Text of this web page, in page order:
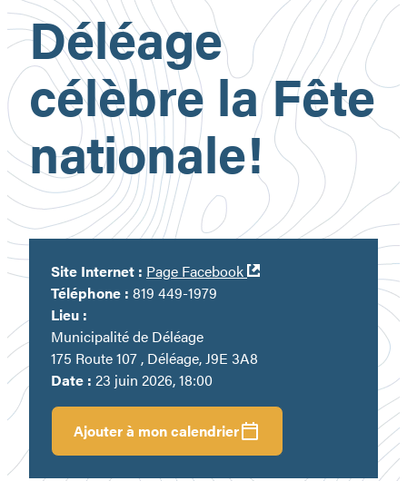
Déléage
célèbre la Fête
nationale!
Ajouter à mon calendrier
Date : 23 juin 2026, 18:00
Lieu :
Municipalité de Déléage
175 Route 107 , Déléage, J9E 3A8
Téléphone : 819 449-1979
Site Internet : Page Facebook
Ouvre